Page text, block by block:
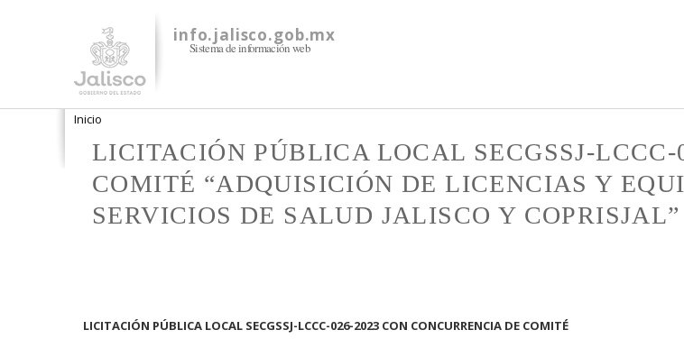
info.jalisco.gob.mx
Sistema de información web
Se encuentra usted aquí
Inicio
LICITACIÓN PÚBLICA LOCAL SECGSSJ-
COMITÉ “ADQUISICIÓN DE LICENCIAS Y
SERVICIOS DE SALUD JALISCO Y COPRISJAL”
LICITACIÓN PÚBLICA LOCAL SECGSSJ-LCCC-026-2023 CON CONCURRENCIA DE COMITÉ